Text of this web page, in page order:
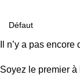
Il n’y a pas encore
Soyez le premier à